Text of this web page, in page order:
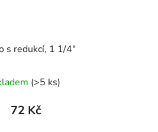
s redukcí, 1 1/4"
(>5 ks)
72 Kč